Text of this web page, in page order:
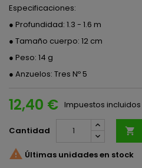
Especificaciones:
● Profundidad: 1.3 - 1.6 m
● Tamaño cuerpo: 12 cm
● Peso: 14 g
● Anzuelos: Tres Nº 5
12,40 € Impuestos incluidos
Cantidad 
 Últimas unidades en stock